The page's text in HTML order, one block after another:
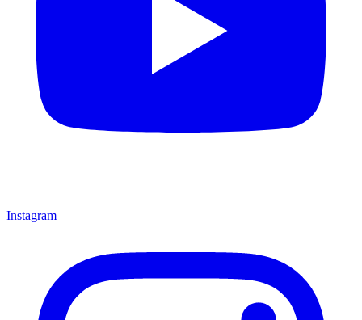
Instagram